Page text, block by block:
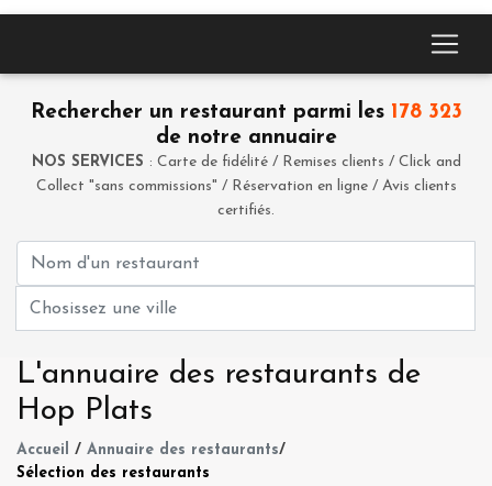
Rechercher un restaurant parmi les 178 323
de notre annuaire
NOS SERVICES : Carte de fidélité / Remises clients / Click and
Collect "sans commissions" / Réservation en ligne / Avis clients
certifiés.
L'annuaire des restaurants de
Hop Plats
Accueil / Annuaire des restaurants/
Sélection des restaurants